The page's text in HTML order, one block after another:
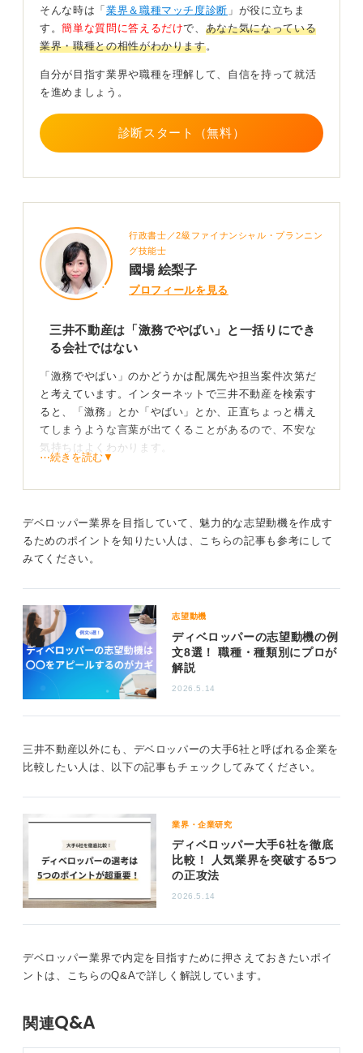
①希望職種のOB/OG訪問で「ピーク時の働き方・休日連
絡の頻度・裁量と支援」を具体的に聞いてみる
さ、代休の実態）を質問してみる
③自分の体力・精神力を前提に「忙しさと引き換えに得
たい成長」を文字化・言語化してみる
ことによって不安はかなり整理できるはずです。憧れは
2
そんな時は「 業界＆職種マッチ度診断 」が役に立ちま
す。簡単な質問に答えるだけで、 あなた気になっている
業界・職種との相性がわかります。
自分が目指す業界や職種を理解して、自信を持って就活
を進めましょう。
診断スタート（無料）
行政書士／2級ファイナンシャル・プランニン
グ技能士
國場 絵梨子
プロフィールを見る
三井不動産は「激務でやばい」と一括りにでき
る会社ではない
「激務でやばい」のかどうかは配属先や担当案件次第だ
と考えています。インターネットで三井不動産を検索す
ると、「激務」とか「やばい」とか、正直ちょっと構え
てしまうような言葉が出てくることがあるので、不安な
気持ちはよくわかります。
るのか？」と言われると、さすがにそれは違うのではな
忙しくなる時期があるのは、デベロッパーという仕
事の特性
不動産デベロッパーの仕事なので、大きなプロジェクト
が動いている時期は忙しくなるのは避けられません。こ
こは間違いなく大変なところですね。
部署やタイミングによっては、残業が続いたり、休日で
も連絡対応を求められたりすることは普通にあるでしょ
一方で、じゃあ常にどの部署もブラックなのかという
と、少なくとも一概にそう決めつけるのは違うような気
最近は働き方改革の影響もあって、このような有名企業
はきちんとフレックスや在宅勤務が使える環境はかなり
整ってきていると思います。
「激務かどうか」は配属先と向き不向きで決まる
結局のところ、激務でやばいのかどうかは、配属先と担
稼げる仕事ではありませんが、その分スケールの大きい
案件に関われるのは確かです。
のか」「むしろ面白い」と思えるかで、向き不向きがは
⋯続きを読む▼
デベロッパー業界を目指していて、魅力的な志望動機を作成す
るためのポイントを知りたい人は、こちらの記事も参考にして
みてください。
志望動機
ディベロッパーの志望動機の例
文8選！ 職種・種類別にプロが
解説
2026.5.14
三井不動産以外にも、デベロッパーの大手6社と呼ばれる企業を
比較したい人は、以下の記事もチェックしてみてください。
業界・企業研究
ディベロッパー大手6社を徹底
比較！ 人気業界を突破する5つ
の正攻法
2026.5.14
デベロッパー業界で内定を目指すために押さえておきたいポイ
ントは、こちらのQ&Aで詳しく解説しています。
関連Q&A